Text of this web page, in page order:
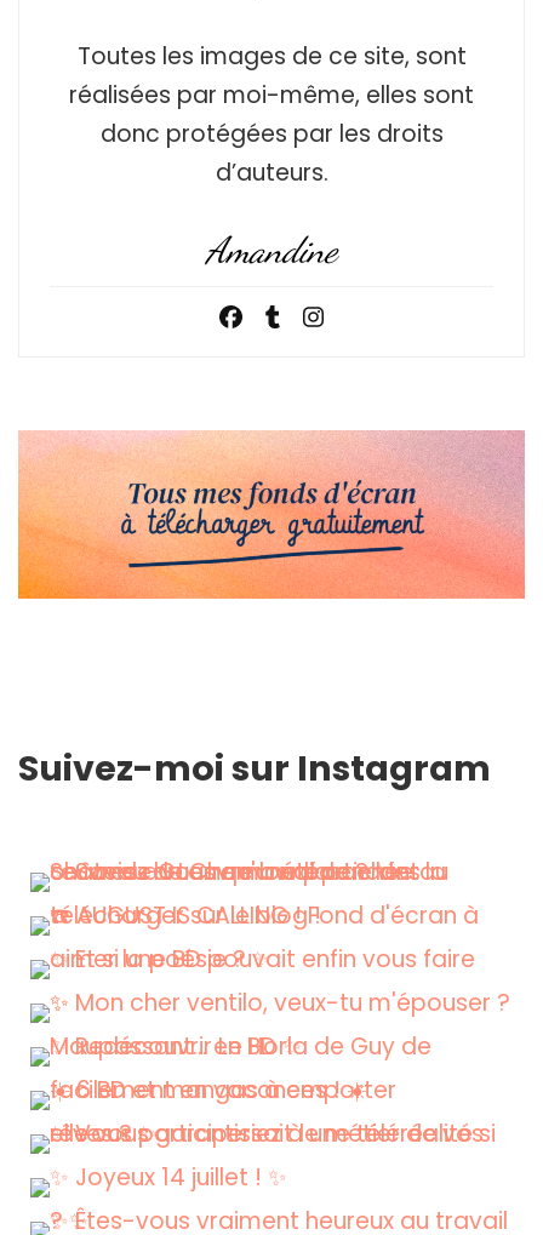
Toutes les images de ce site, sont
réalisées par moi-même, elles sont
donc protégées par les droits
d’auteurs.
Amandine
Suivez-moi sur Instagram